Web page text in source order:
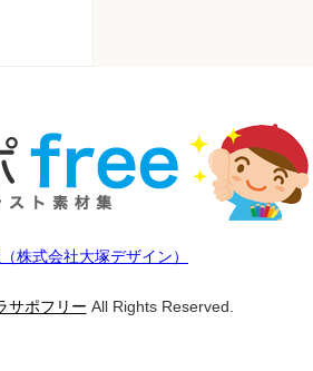
株式会社大塚デザイン）
サポフリー All Rights Reserved.